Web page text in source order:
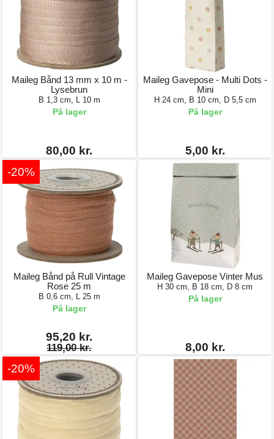
Maileg Bånd 13 mm x 10 m -
Lysebrun
B 1,3 cm, L 10 m
På lager
80,00 kr.
Maileg Gavepose - Multi Dots -
Mini
H 24 cm, B 10 cm, D 5,5 cm
På lager
5,00 kr.
-20%
Maileg Bånd på Rull Vintage
Rose 25 m
B 0,6 cm, L 25 m
På lager
95,20 kr.
119,00 kr.
Maileg Gavepose Vinter Mus
H 30 cm, B 18 cm, D 8 cm
På lager
8,00 kr.
-20%